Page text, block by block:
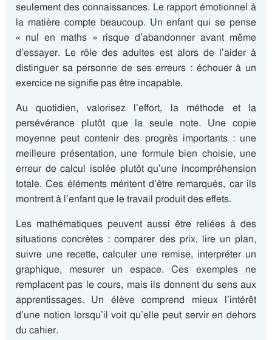
seulement des connaissances. Le rapport émotionnel à
la matière compte beaucoup. Un enfant qui se pense
« nul en maths » risque d’abandonner avant même
d’essayer. Le rôle des adultes est alors de l’aider à
distinguer sa personne de ses erreurs : échouer à un
exercice ne signifie pas être incapable.
Au quotidien, valorisez l’effort, la méthode et la
persévérance plutôt que la seule note. Une copie
moyenne peut contenir des progrès importants : une
meilleure présentation, une formule bien choisie, une
erreur de calcul isolée plutôt qu’une incompréhension
totale. Ces éléments méritent d’être remarqués, car ils
montrent à l’enfant que le travail produit des effets.
Les mathématiques peuvent aussi être reliées à des
situations concrètes : comparer des prix, lire un plan,
suivre une recette, calculer une remise, interpréter un
graphique, mesurer un espace. Ces exemples ne
remplacent pas le cours, mais ils donnent du sens aux
apprentissages. Un élève comprend mieux l’intérêt
d’une notion lorsqu’il voit qu’elle peut servir en dehors
du cahier.